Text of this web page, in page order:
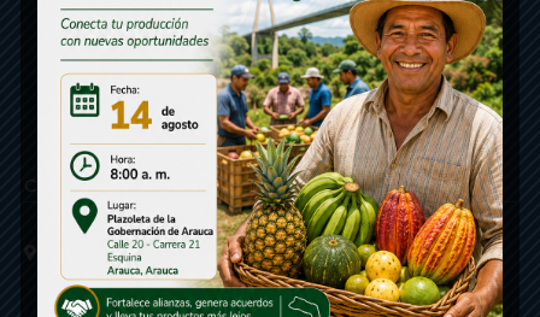
Contáctenos
Calle 20 - Carrera 21 Esquina
Código postal 810001
Linea de Servicio a la Ciudadania: 57- 6078851946